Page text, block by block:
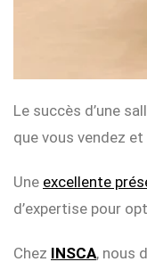
Le succès d’une
que vous vendez
Une excellente
d’expertise pour
Chez INSCA, nous